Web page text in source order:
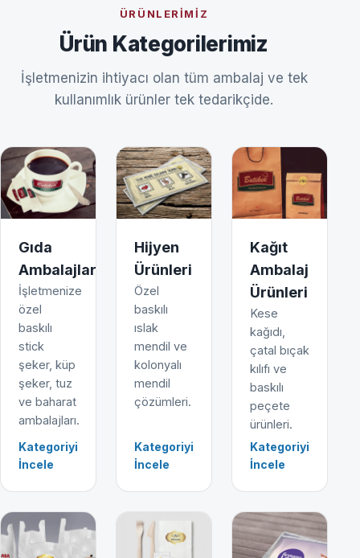
ÜRÜNLERIMIZ
Ürün Kategorilerimiz
İşletmenizin ihtiyacı olan tüm ambalaj ve tek
kullanımlık ürünler tek tedarikçide.
Gıda
Ambalajları
İşletmenize
özel
baskılı
stick
şeker, küp
şeker, tuz
ve baharat
ambalajları.
Kategoriyi
İncele
Hijyen
Ürünleri
Özel
baskılı
ıslak
mendil ve
kolonyalı
mendil
çözümleri.
Kategoriyi
İncele
Kağıt
Ambalaj
Ürünleri
Kese
kağıdı,
çatal bıçak
kılıfı ve
baskılı
peçete
ürünleri.
Kategoriyi
İncele